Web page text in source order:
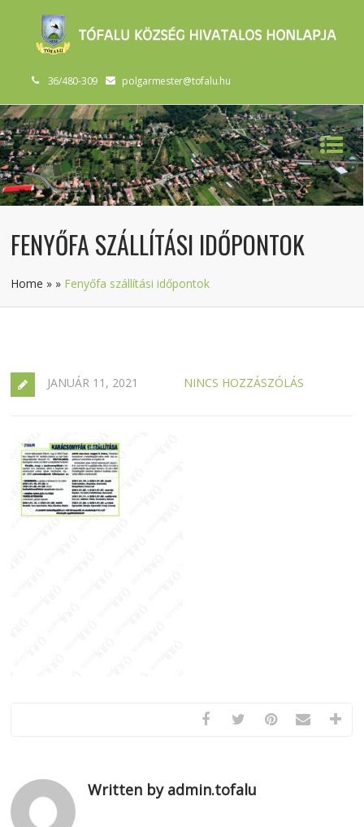
36/480-309 polgarmester@tofalu.hu
FENYŐFA SZÁLLÍTÁSI IDŐPONTOK
Home » » Fenyőfa szállítási időpontok
JANUÁR 11, 2021 NINCS HOZZÁSZÓLÁS
Written by admin.tofalu